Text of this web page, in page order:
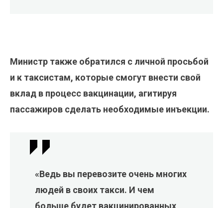
Министр также обратился с личной просьбой
и к таксистам, которые смогут внести свой
вклад в процесс вакцинации, агитируя
пассажиров сделать необходимые инъекции.
«Ведь вы перевозите очень многих
людей в своих такси. И чем